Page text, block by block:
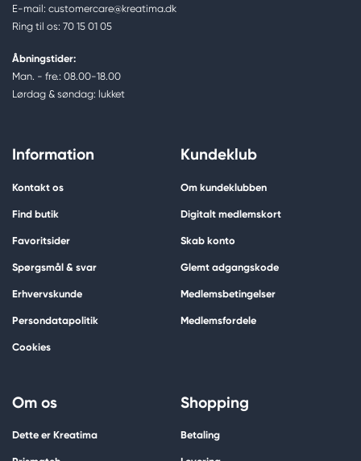
E-mail: customercare@kreatima.dk
Ring til os: 70 15 01 05
Åbningstider:
Man. - fre.: 08.00-18.00
Lørdag & søndag: lukket
Information
Kontakt os
Find butik
Favoritsider
Spørgsmål & svar
Erhvervskunde
Persondatapolitik
Cookies
Kundeklub
Om kundeklubben
Digitalt medlemskort
Skab konto
Glemt adgangskode
Medlemsbetingelser
Medlemsfordele
Om os
Dette er Kreatima
Shopping
Betaling